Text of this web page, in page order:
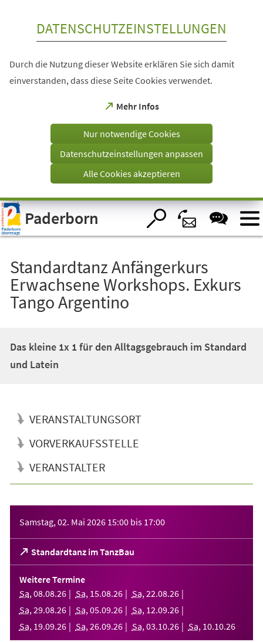
Visuelle
Assistenzsoftware
öffnen.
DATENSCHUTZEINSTELLUNGEN
Durch die Nutzung dieser Website erklären Sie sich damit
einverstanden, dass diese Seite Cookies verwendet.
Mehr Infos
(Öffnet
einem
Tab)
Nur notwendige Cookies
Datenschutzeinstellungen anpassen
Alle Cookies akzeptieren
Paderborn
Standardtanz Anfängerkurs
Erwachsene Workshops. Exkurs
Tango Argentino
Das kleine 1x 1 für den Alltagsgebrauch im Standard
und Latein
VERANSTALTUNGSORT
VORVERKAUFSSTELLE
VERANSTALTER
Samstag, 02. Mai 2026 15:00 bis 17:00
Standardtanz im TanzBau
(Öffnet
in
einem
neuen
Tab)
Weitere Termine
Sa, 08.08.26 Sa, 15.08.26 Sa, 22.08.26
Sa, 29.08.26 Sa, 05.09.26 Sa, 12.09.26
Sa, 19.09.26 Sa, 26.09.26 Sa, 03.10.26 Sa, 10.10.26